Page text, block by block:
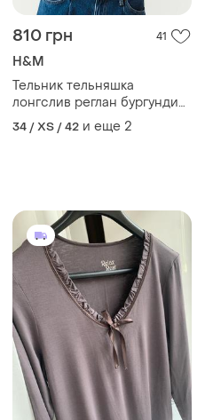
810 грн 41
H&M
Тельник тельняшка
лонгслив реглан бургунди
h&amp;m s m
34 / XS / 42 и еще 2